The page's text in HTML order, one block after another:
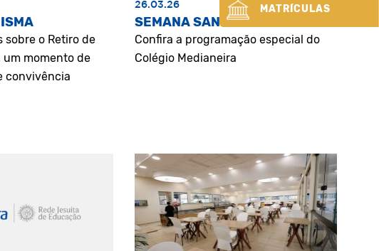
sobre o Retiro de
um momento de
convivência
26.03.26
SEMANA SANTA
Confira a programação especial do
Colégio Medianeira
MATRÍCULAS